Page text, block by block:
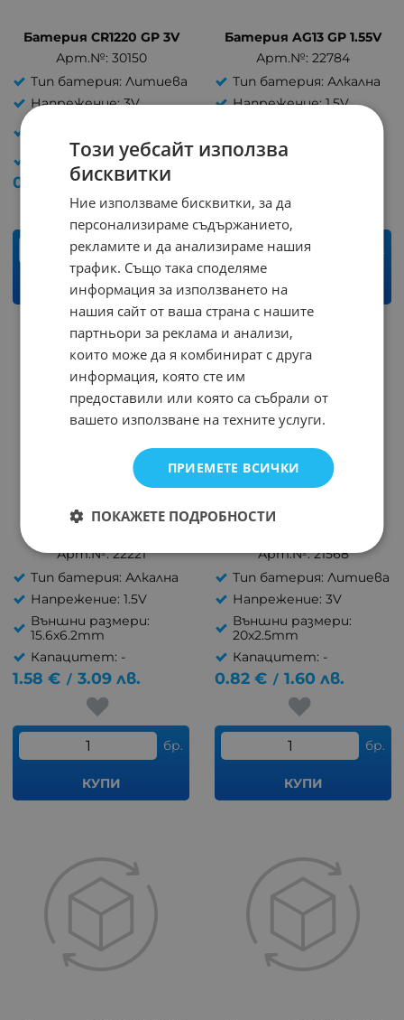
Батерия CR1220 GP 3V
Арт.№: 30150
Тип батерия: Литиева
Напрежение: 3V
12x2mm
Капацитет: -
0.99 / 1.94 лв.
бр.
КУПИ
Батерия AG13 GP 1.55V
Арт.№: 22784
Тип батерия: Алкална
Напрежение: 1.5V
Капацитет: -
бр.
КУПИ
Арт.№: 22221
Тип батерия: Алкална
Напрежение: 1.5V
Външни размери:
15.6x6.2mm
Капацитет: -
1.58 € / 3.09 лв.
бр.
КУПИ
Батерия CR2025 GP 3V
Арт.№: 21568
Тип батерия: Литиева
Напрежение: 3V
Външни размери:
20x2.5mm
Капацитет: -
0.82 € / 1.60 лв.
бр.
КУПИ
Този уебсайт използва
бисквитки
Ние използваме бисквитки, за да
персонализираме съдържанието,
рекламите и да анализираме нашия
трафик. Също така споделяме
информация за използването на
нашия сайт от ваша страна с нашите
партньори за реклама и анализи,
които може да я комбинират с друга
информация, която сте им
предоставили или която са събрали от
вашето използване на техните услуги.
ПРИЕМЕТЕ ВСИЧКИ
ПОКАЖЕТЕ ПОДРОБНОСТИ